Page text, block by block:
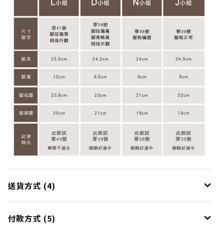
送貨方式 (4)
付款方式 (5)